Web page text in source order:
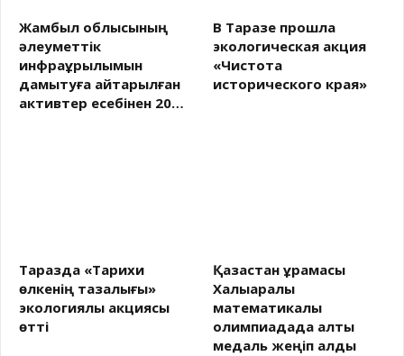
Жамбыл облысының
әлеуметтік
инфрақұрылымын
дамытуға қайтарылған
активтер есебінен 20…
В Таразе прошла
экологическая акция
«Чистота
исторического края»
Таразда «Тарихи
өлкенің тазалығы»
экологиялық акциясы
өтті
Қазақстан құрамасы
Халықаралық
математикалық
олимпиадада алты
медаль жеңіп алды